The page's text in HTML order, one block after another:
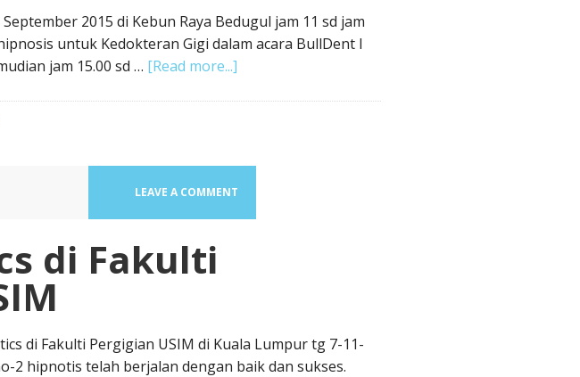
2015 di Kebun Raya Bedugul jam 11 sd jam
untuk Kedokteran Gigi dalam acara BullDent I
jam 15.00 sd … [Read more...]
LEAVE A COMMENT
di Fakulti
di Fakulti Pergigian USIM di Kuala Lumpur tg 7-11-
2 hipnotis telah berjalan dengan baik dan sukses.